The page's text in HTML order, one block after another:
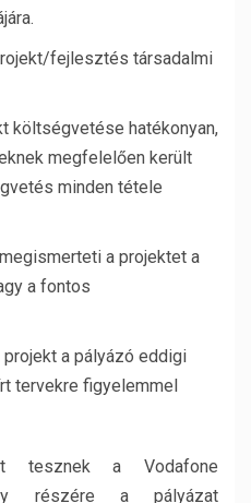
fejlesztés társadalmi
költségvetése hatékonyan,
megfelelően került
minden tétele
a projektet a
a fontos
projekt a pályázó eddigi
tervekre figyelemmel
tesznek a Vodafone
részére a pályázat